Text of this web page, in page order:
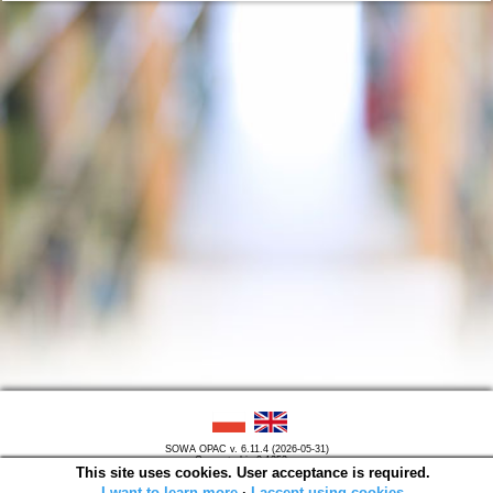
SOWA OPAC v. 6.11.4 (2026-05-31)
Generated in 0,1253 s.
This site uses cookies. User acceptance is required.